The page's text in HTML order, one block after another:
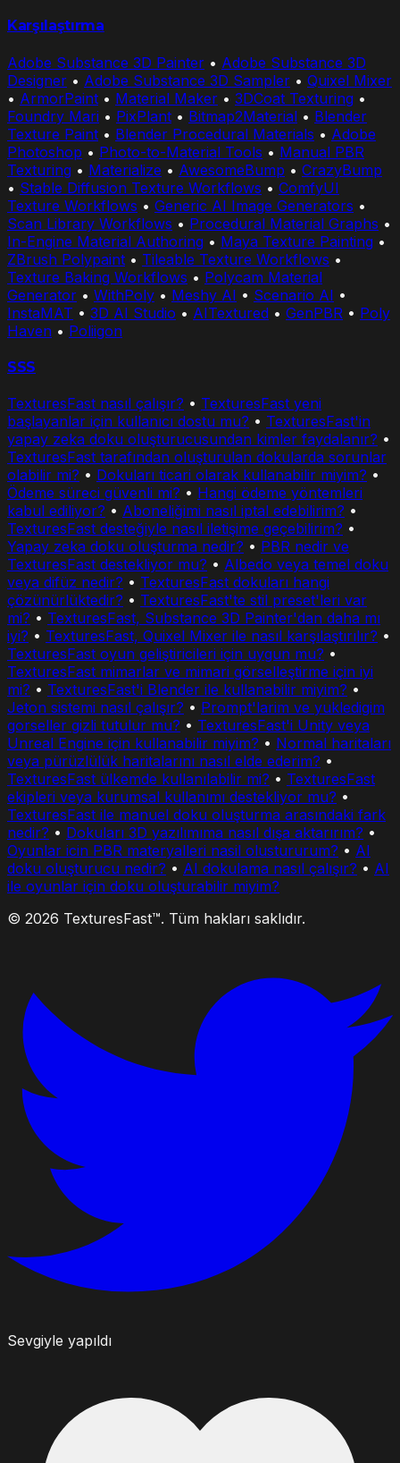
Karşılaştırma
Adobe Substance 3D Painter • Adobe Substance 3D
Designer • Adobe Substance 3D Sampler • Quixel Mixer
• ArmorPaint • Material Maker • 3DCoat Texturing •
Foundry Mari • PixPlant • Bitmap2Material • Blender
Texture Paint • Blender Procedural Materials • Adobe
Photoshop • Photo-to-Material Tools • Manual PBR
Texturing • Materialize • AwesomeBump • CrazyBump
• Stable Diffusion Texture Workflows • ComfyUI
Texture Workflows • Generic AI Image Generators •
Scan Library Workflows • Procedural Material Graphs •
In-Engine Material Authoring • Maya Texture Painting •
ZBrush Polypaint • Tileable Texture Workflows •
Texture Baking Workflows • Polycam Material
Generator • WithPoly • Meshy AI • Scenario AI •
InstaMAT • 3D AI Studio • AITextured • GenPBR • Poly
Haven • Poliigon
SSS
TexturesFast nasıl çalışır? • TexturesFast yeni
başlayanlar için kullanıcı dostu mu? • TexturesFast'in
yapay zeka doku oluşturucusundan kimler faydalanır? •
TexturesFast tarafından oluşturulan dokularda sorunlar
olabilir mi? • Dokuları ticari olarak kullanabilir miyim? •
Ödeme süreci güvenli mi? • Hangi ödeme yöntemleri
kabul ediliyor? • Aboneliğimi nasıl iptal edebilirim? •
TexturesFast desteğiyle nasıl iletişime geçebilirim? •
Yapay zeka doku oluşturma nedir? • PBR nedir ve
TexturesFast destekliyor mu? • Albedo veya temel doku
veya difüz nedir? • TexturesFast dokuları hangi
çözünürlüktedir? • TexturesFast'te stil preset'leri var
mi? • TexturesFast, Substance 3D Painter'dan daha mı
iyi? • TexturesFast, Quixel Mixer ile nasıl karşılaştırılır? •
TexturesFast oyun geliştiricileri için uygun mu? •
TexturesFast mimarlar ve mimari görselleştirme için iyi
mi? • TexturesFast'i Blender ile kullanabilir miyim? •
Jeton sistemi nasıl çalışır? • Prompt'larim ve yukledigim
gorseller gizli tutulur mu? • TexturesFast'i Unity veya
Unreal Engine için kullanabilir miyim? • Normal haritaları
veya pürüzlülük haritalarını nasıl elde ederim? •
TexturesFast ülkemde kullanılabilir mi? • TexturesFast
ekipleri veya kurumsal kullanımı destekliyor mu? •
TexturesFast ile manuel doku oluşturma arasındaki fark
nedir? • Dokuları 3D yazılımıma nasıl dışa aktarırım? •
Oyunlar icin PBR materyalleri nasil olustururum? • AI
doku oluşturucu nedir? • AI dokulama nasıl çalışır? • AI
ile oyunlar için doku oluşturabilir miyim?
© 2026 TexturesFast™. Tüm hakları saklıdır.
Sevgiyle yapıldı